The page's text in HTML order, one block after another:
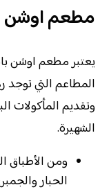
مطعم اوشن
يعتبر مطعم اوشن
المطاعم التي
الشهيرة.
ومن الأطباق
الحبار